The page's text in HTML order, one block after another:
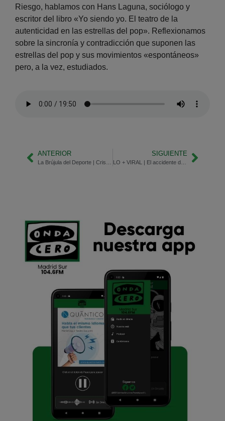
Riesgo, hablamos con Hans Laguna, sociólogo y
escritor del libro «Yo siendo yo. El teatro de la
autenticidad en las estrellas del pop». Reflexionamos
sobre la sincronía y contradicción que suponen las
estrellas del pop y sus movimientos «espontáneos»
pero, a la vez, estudiados.
ANTERIOR
La Brújula del Deporte | Cristina García Miranda, primera árbitra española en un mundial de Muay Thai
SIGUIENTE
LO + VIRAL | El accidente de Río de Janeiro y Topuria pierde el invicto y el campeonato